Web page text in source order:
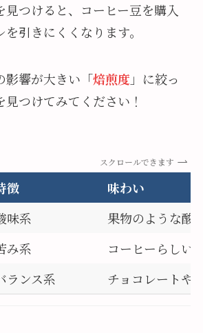
見つけると、コーヒー豆を購入
引きにくくなります。
影響が大きい「焙煎度 」に絞っ
つけてみてください！
スクロールできます
徴
味わい
味系
果物のような酸
み系
コーヒーらしい
ランス系 チョコレートや